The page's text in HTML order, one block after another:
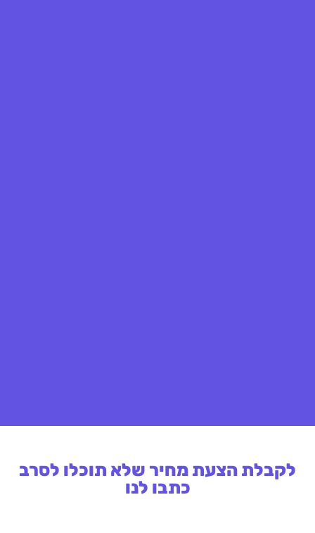
לקבלת הצעת מחיר שלא תוכלו לסרב
כתבו לנו